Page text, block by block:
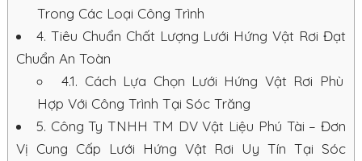
Trong Các Loại Công Trình
4. Tiêu Chuẩn Chất Lượng Lưới Hứng Vật Rơi Đạt
Chuẩn An Toàn
4.1. Cách Lựa Chọn Lưới Hứng Vật Rơi Phù
Hợp Với Công Trình Tại Sóc Trăng
5. Công Ty TNHH TM DV Vật Liệu Phú Tài – Đơn
Vị Cung Cấp Lưới Hứng Vật Rơi Uy Tín Tại Sóc